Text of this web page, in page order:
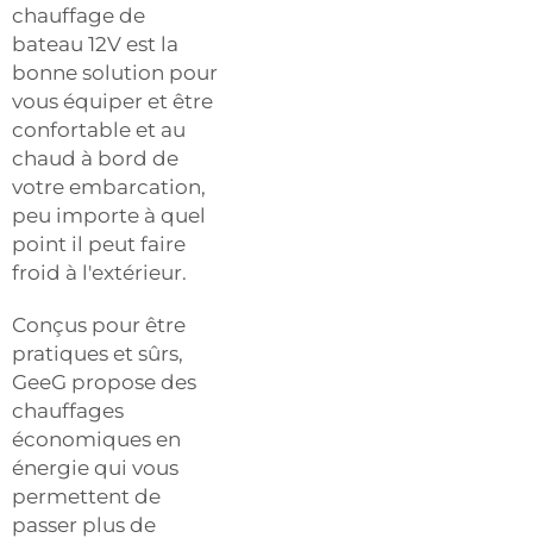
chauffage de
bateau 12V est la
bonne solution pour
vous équiper et être
confortable et au
chaud à bord de
votre embarcation,
peu importe à quel
point il peut faire
froid à l'extérieur.
Conçus pour être
pratiques et sûrs,
GeeG propose des
chauffages
économiques en
énergie qui vous
permettent de
passer plus de